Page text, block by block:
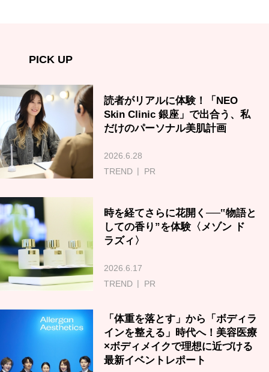
PICK UP
読者がリアルに体験！「NEO
Skin Clinic 銀座」で出合う、私
だけのパーソナル美肌計画
2026.6.28
TREND
PR
時を経てさらに花開く──‟物語と
しての香り”を体験〈メゾン ド
ラズィ〉
2026.6.17
TREND
PR
「体重を落とす」から「ボディラ
インを整える」時代へ！美容医療
×ボディメイクで理想に近づける
最新イベントレポート